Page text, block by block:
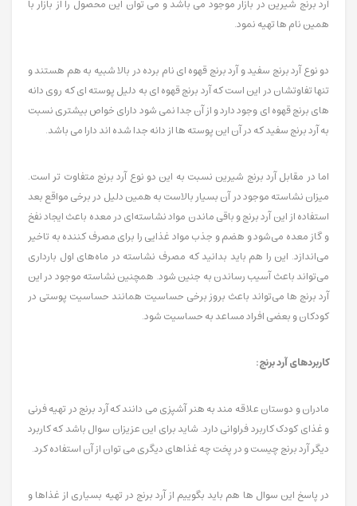
آرد برنج شیرین در بازار موجود می باشد و می توان این محصول را از بازار با
همین نام ها تهیه نمود.
دو نوع آرد برنج سفید و آرد برنج قهوه ای نام برده در بالا شبیه به هم هستند و
تنها تفاوتشان در این است که آرد برنج قهوه ای به دلیل پوسته ای که روی دانه
های برنج قهوه ای وجود دارد و از آن جدا نمی شود دارای خواص بیشتری نسبت
به آرد برنج سفید که در آن این پوسته ها از دانه جدا شده اند دارا می باشد.
اما در مقابل آرد برنج شیرین نسبت به این دو نوع آرد برنج متفاوت تر است.
میزان نشاسته موجود در آن بسیار بالاست به همین دلیل در برخی مواقع بعد
استفاده از این آرد برنج و باقی ماندن مواد نشاسته‌ای در معده باعث ایجاد نفخ
و گاز معده می‌شود و هضم و جذب مواد غذایی را برای مصرف کننده به تاخیر
می‌اندازد. این را هم باید بدانید که مصرف نشاسته در ماه‌های اول بارداری
می‌تواند باعث آسیب رساندن به جنین شود. همچنین نشاسته موجود در این
آرد برنج ها می‌تواند باعث بروز برخی حساسیت همانند حساسیت پوستی در
کودکان و بعضی افراد مساعد به حساسیت شود.
کاربردهای آرد برنج:
مادران و دوستان علاقه مند به هنر آشپزی می دانند که آرد برنج در تهیه فرنی
و غذای کودک کاربرد فراوانی دارد. شاید برای این عزیزان سوال باشد که کاربرد
دیگر آرد برنج چیست و در پخت چه غذاهای دیگری می توان از آن استفاده کرد.
در پاسخ این سوال ها هم باید بگوییم از آرد برنج در تهیه بسیاری از غذاها و